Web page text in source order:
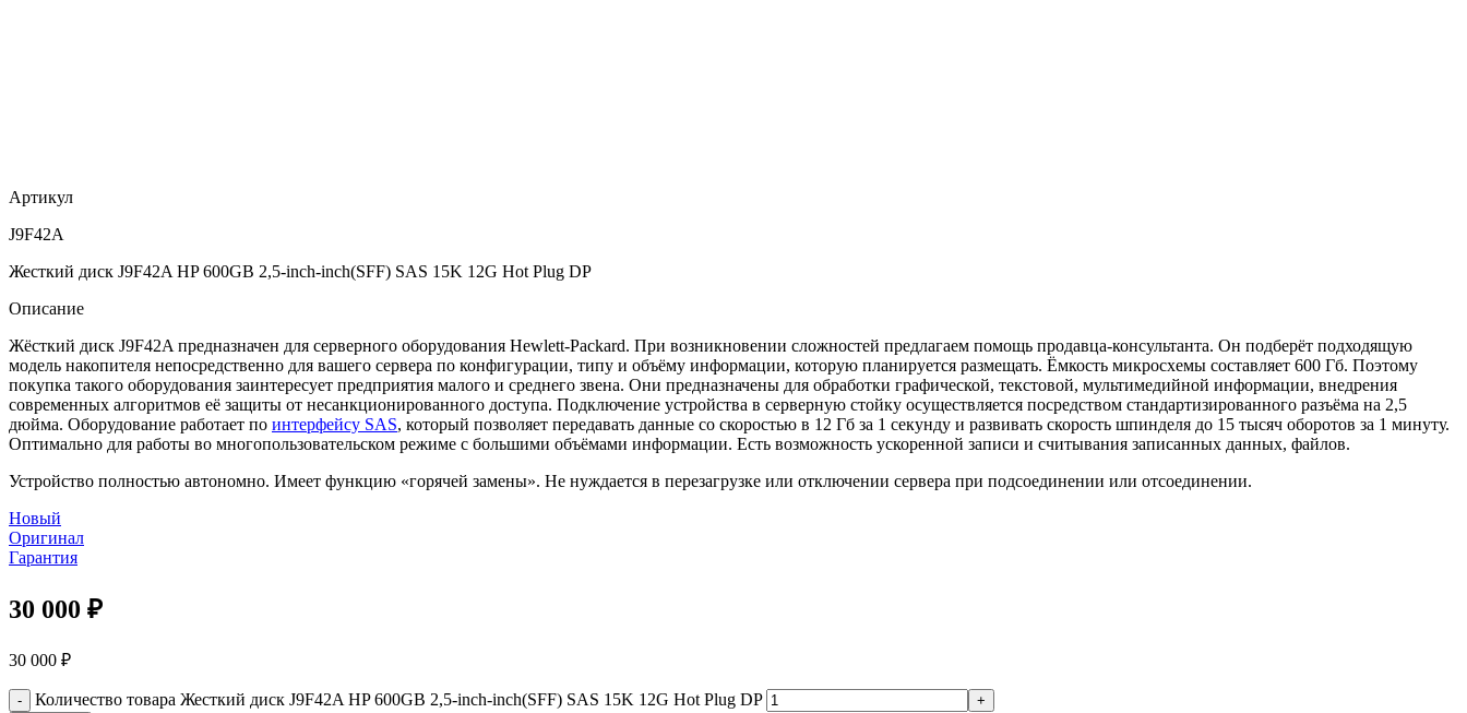
Артикул
J9F42A
Жесткий диск J9F42A HP 600GB 2,5-inch-inch(SFF) SAS 15K 12G Hot Plug DP
Описание
Жёсткий диск J9F42A предназначен для серверного оборудования Hewlett-Packard. При возникновении сложностей предлагаем помощь продавца-консультанта. Он подберёт подходящую
модель накопителя непосредственно для вашего сервера по конфигурации, типу и объёму информации, которую планируется размещать. Ёмкость микросхемы составляет 600 Гб. Поэтому
покупка такого оборудования заинтересует предприятия малого и среднего звена. Они предназначены для обработки графической, текстовой, мультимедийной информации, внедрения
современных алгоритмов её защиты от несанкционированного доступа. Подключение устройства в серверную стойку осуществляется посредством стандартизированного разъёма на 2,5
дюйма. Оборудование работает по интерфейсу SAS, который позволяет передавать данные со скоростью в 12 Гб за 1 секунду и развивать скорость шпинделя до 15 тысяч оборотов за 1 минуту.
Оптимально для работы во многопользовательском режиме с большими объёмами информации. Есть возможность ускоренной записи и считывания записанных данных, файлов.
Устройство полностью автономно. Имеет функцию «горячей замены». Не нуждается в перезагрузке или отключении сервера при подсоединении или отсоединении.
Новый
Оригинал
Гарантия
30 000 ₽
30 000 ₽
Количество товара Жесткий диск J9F42A HP 600GB 2,5-inch-inch(SFF) SAS 15K 12G Hot Plug DP